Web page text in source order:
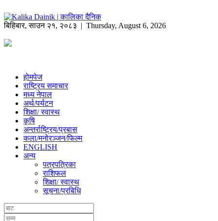
बिहिबार,साउन २१, २०८३ | Thursday, August 6, 2026
होमपेज
राष्ट्रिय समाचार
मध्य नेपाल
अर्थ/पर्यटन
शिक्षा/ स्वास्थ
कृषि
अन्तर्राष्ट्रिय/प्रबास
कला/मनोरञ्जन/फिल्म
ENGLISH
अन्य
पत्रपत्रिका
राशिफल
शिक्षा/ स्वास्थ
सूचना/प्रबिधि